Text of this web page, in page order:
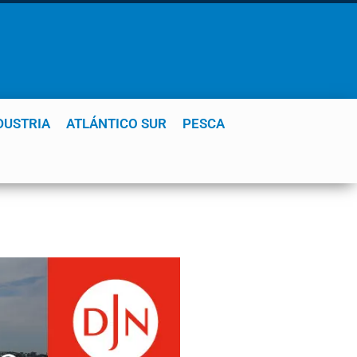
ATLÁNTICO SUR PESCA